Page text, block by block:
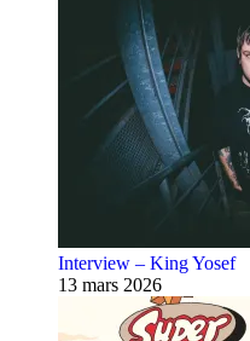
Interview – King Yosef
13 mars 2026